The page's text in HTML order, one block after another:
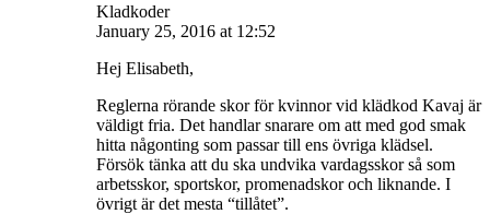
Kladkoder
January 25, 2016 at 12:52
Hej Elisabeth,
Reglerna rörande skor för kvinnor vid klädkod Kavaj är
väldigt fria. Det handlar snarare om att med god smak
hitta någonting som passar till ens övriga klädsel.
Försök tänka att du ska undvika vardagsskor så som
arbetsskor, sportskor, promenadskor och liknande. I
övrigt är det mesta “tillåtet”.